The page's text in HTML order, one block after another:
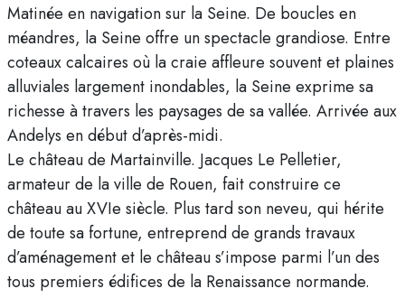
Matinée en navigation sur la Seine. De boucles en
méandres, la Seine offre un spectacle grandiose. Entre
coteaux calcaires où la craie affleure souvent et plaines
alluviales largement inondables, la Seine exprime sa
richesse à travers les paysages de sa vallée. Arrivée aux
Andelys en début d’après-midi.
Le château de Martainville. Jacques Le Pelletier,
armateur de la ville de Rouen, fait construire ce
château au XVIe siècle. Plus tard son neveu, qui hérite
de toute sa fortune, entreprend de grands travaux
d’aménagement et le château s’impose parmi l’un des
tous premiers édifices de la Renaissance normande.